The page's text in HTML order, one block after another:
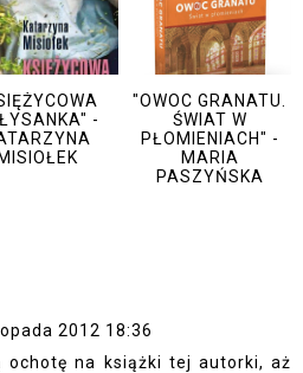
-
MISIOŁEK
"OWOC GRANATU.
ŚWIAT W
PŁOMIENIACH" -
MARIA
PASZYŃSKA
2012 18:36
ochotę na książki tej autorki, aż